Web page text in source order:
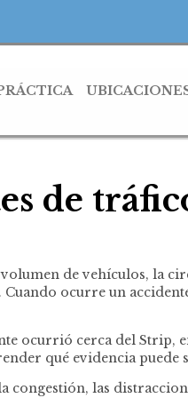
de
de vehículos, la
ocurre un
ocurrió cerca del Strip,
qué evidencia puede
las